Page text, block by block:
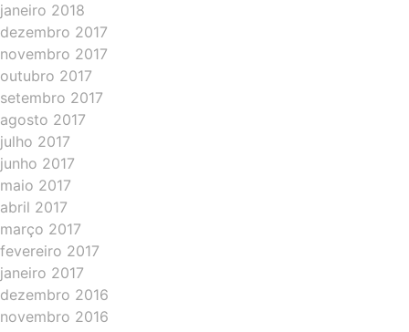
janeiro 2018
dezembro 2017
novembro 2017
outubro 2017
setembro 2017
agosto 2017
julho 2017
junho 2017
maio 2017
abril 2017
março 2017
fevereiro 2017
janeiro 2017
dezembro 2016
novembro 2016